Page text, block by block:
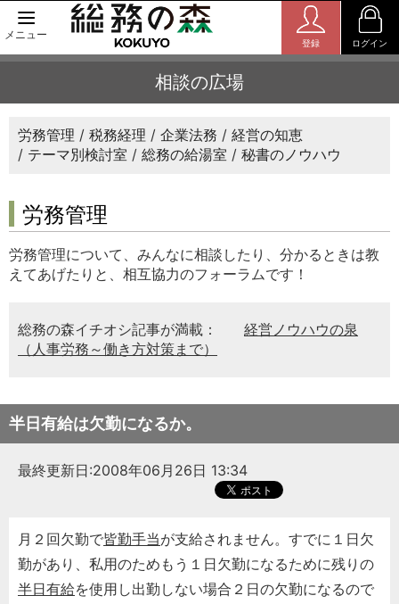
メニュー
登録 ログイン
相談の広場
労務管理 税務経理 企業法務
経営の知恵
テーマ別検討室
総務の給湯室 秘書のノウハウ
労務管理
労務管理について、みんなに相談したり、分かるときは教
えてあげたりと、相互協力のフォーラムです！
総務の森イチオシ記事が満載：
経営ノウハウの泉
（人事労務～働き方対策まで）
半日有給は欠勤になるか。
最終更新日:2008年06月26日 13:34
月２回欠勤で皆勤手当が支給されません。すでに１日欠
勤があり、私用のためもう１日欠勤になるために残りの
半日有給を使用し出勤しない場合２日の欠勤になるので